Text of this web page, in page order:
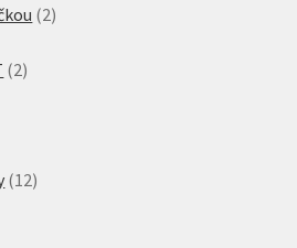
produkty
22
22
1212